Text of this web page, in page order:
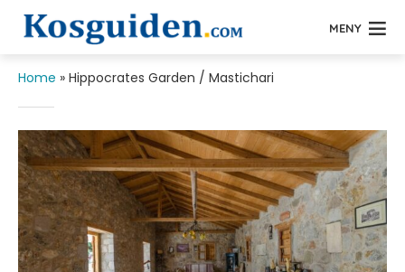
MENY
Home » Hippocrates Garden / Mastichari